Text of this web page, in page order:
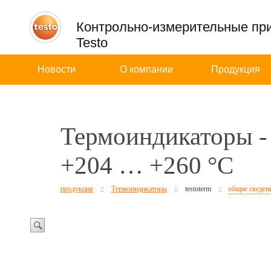
Контрольно-измерительные
Testo
Новости О компании Продукция
Термоиндикаторы
+204 … +260 °C
продукция :: Термоиндикаторы :: testoterm :: общие